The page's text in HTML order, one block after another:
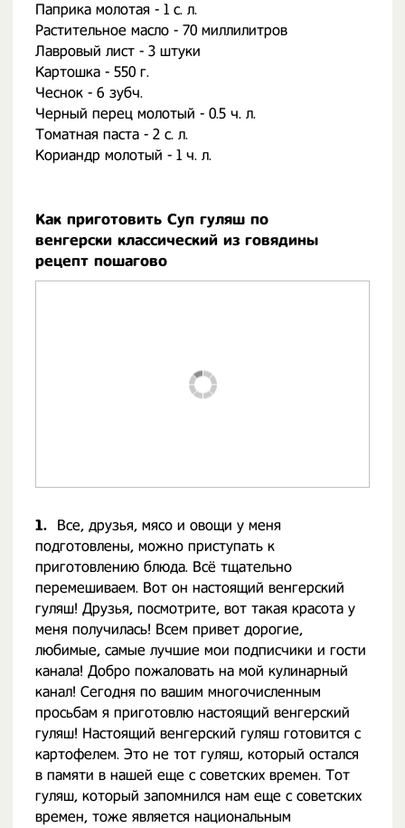
Паприка молотая - 1 с. л.
Растительное масло - 70 миллилитров
Лавровый лист - 3 штуки
Картошка - 550 г.
Чеснок - 6 зубч.
Черный перец молотый - 0.5 ч. л.
Томатная паста - 2 с. л.
Кориандр молотый - 1 ч. л.
Как приготовить Суп гуляш по
венгерски классический из говядины
рецепт пошагово
1.
Все, друзья, мясо и овощи у меня
подготовлены, можно приступать к
приготовлению блюда. Всё тщательно
перемешиваем. Вот он настоящий венгерский
гуляш! Друзья, посмотрите, вот такая красота у
меня получилась! Всем привет дорогие,
любимые, самые лучшие мои подписчики и гости
канала! Добро пожаловать на мой кулинарный
канал! Сегодня по вашим многочисленным
просьбам я приготовлю настоящий венгерский
гуляш! Настоящий венгерский гуляш готовится с
картофелем. Это не тот гуляш, который остался
в памяти в нашей еще с советских времен. Тот
гуляш, который запомнился нам еще с советских
времен, тоже является национальным